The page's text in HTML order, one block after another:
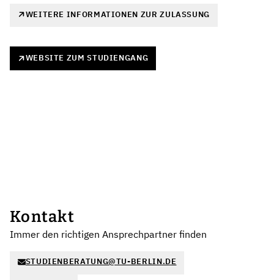
WEITERE INFORMATIONEN ZUR ZULASSUNG
WEBSITE ZUM STUDIENGANG
Kontakt
Immer den richtigen Ansprechpartner finden
STUDIENBERATUNG@TU-BERLIN.DE